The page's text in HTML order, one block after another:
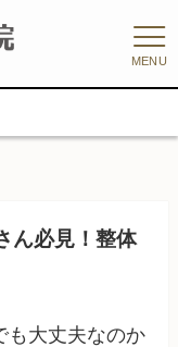
MENU
ん必見！整体
も大丈夫なのか